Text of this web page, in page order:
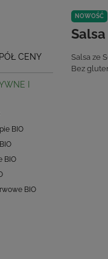
CENY
I
BIO
BIO
BIO
NOWOŚĆ
Salsa ze
Bez